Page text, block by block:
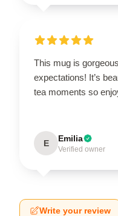
This mug is
expectations! It’s
tea moments so
E Emilia
Verified owner
Write your review